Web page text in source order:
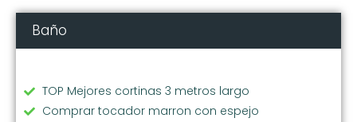
Baño
TOP Mejores cortinas 3 metros largo
Comprar tocador marron con espejo